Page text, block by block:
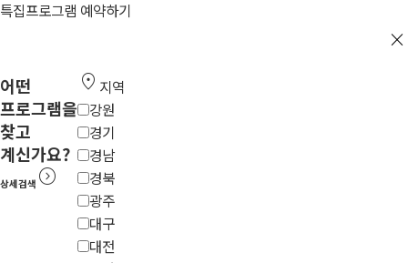
특집프로그램 예약하기
close
어떤
프로그램을
찾고
계신가요?
상세검색 expand_circle_right
location_on 지역
강원
경기
경남
경북
광주
대구
대전